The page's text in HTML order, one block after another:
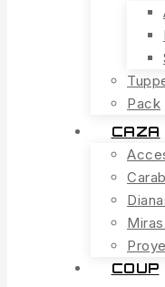
Pack
CAZA
COUP